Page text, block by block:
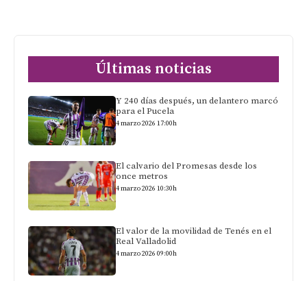
Últimas noticias
Y 240 días después, un delantero marcó
para el Pucela
4 marzo 2026 17:00h
El calvario del Promesas desde los
once metros
4 marzo 2026 10:30h
El valor de la movilidad de Tenés en el
Real Valladolid
4 marzo 2026 09:00h